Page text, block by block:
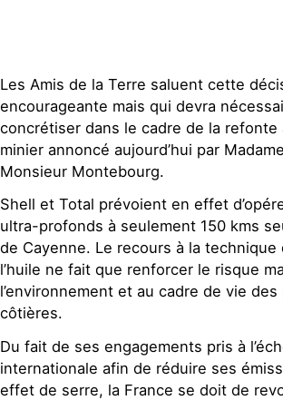
Les Amis de la Terre saluent cette
encourageante mais qui devra
concrétiser dans le cadre de la refonte
minier annoncé aujourd’hui par
Monsieur Montebourg.
Shell et Total prévoient en effet
ultra-profonds à seulement 150 kms
de Cayenne. Le recours à la technique
l’huile ne fait que renforcer le risque
l’environnement et au cadre de vie
côtières.
Du fait de ses engagements pris à
internationale afin de réduire ses
effet de serre, la France se doit de